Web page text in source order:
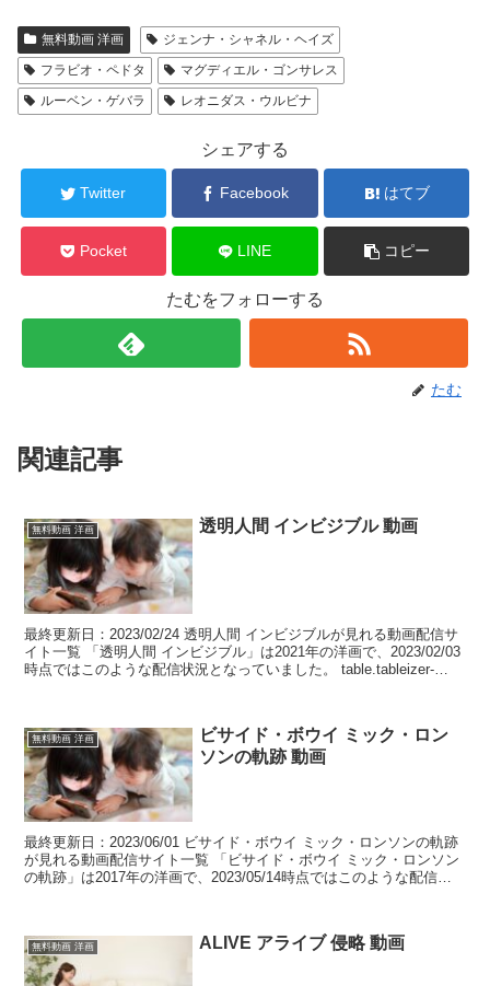
無料動画 洋画
ジェンナ・シャネル・ヘイズ
フラビオ・ペドタ
マグディエル・ゴンサレス
ルーベン・ゲバラ
レオニダス・ウルビナ
シェアする
Twitter Facebook はてブ
Pocket LINE コピー
たむをフォローする
たむ
関連記事
無料動画 洋画 透明人間 インビジブル 動画
最終更新日：2023/02/24 透明人間 インビジブルが見れる動画配信サ
イト一覧 「透明人間 インビジブル」は2021年の洋画で、2023/02/03
時点ではこのような配信状況となっていました。 table.tableizer-
無料動画 洋画
ビサイド・ボウイ ミック・ロン
ソンの軌跡 動画
最終更新日：2023/06/01 ビサイド・ボウイ ミック・ロンソンの軌跡
が見れる動画配信サイト一覧 「ビサイド・ボウイ ミック・ロンソン
の軌跡」は2017年の洋画で、2023/05/14時点ではこのような配信状
無料動画 洋画 ALIVE アライブ 侵略 動画